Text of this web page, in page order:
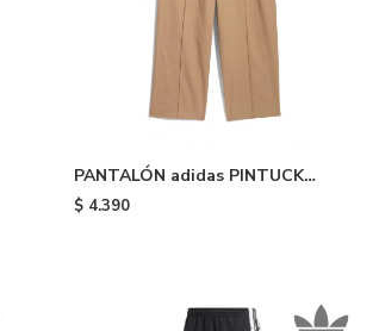
PANTALÓN adidas PINTUCK
PANTS - Cardboard
$ 4.390